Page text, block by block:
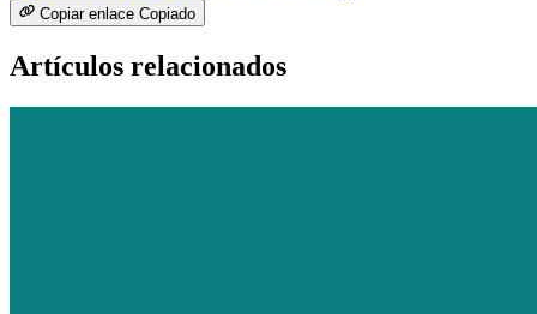
Copiar enlace Copiado
Artículos relacionados